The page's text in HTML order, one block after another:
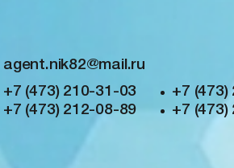
agent.nik82@mail.ru
+7 (473) 210-31-03
+7
+7 (473) 212-08-89
+7